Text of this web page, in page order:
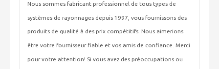
Nous sommes fabricant professionnel de tous types de
systèmes de rayonnages depuis 1997, vous fournissons des
produits de qualité à des prix compétitifs. Nous aimerions
être votre fournisseur fiable et vos amis de confiance. Merci
pour votre attention! Si vous avez des préoccupations ou